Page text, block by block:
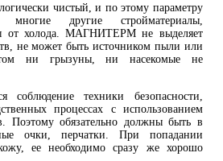
чистый, и по этому параметру
многие другие стройматериалы,
от холода. МАГНИТЕРМ не выделяет
не может быть источником пыли или
ни грызуны, ни насекомые не
соблюдение техники безопасности,
процессах с использованием
Поэтому обязательно должны быть в
очки, перчатки. При попадании
ее необходимо сразу же хорошо